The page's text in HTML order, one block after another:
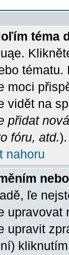
téma
moci
vidět na
přidat
fóru, atd.).
nahoru
ľe
upravovat
upravit